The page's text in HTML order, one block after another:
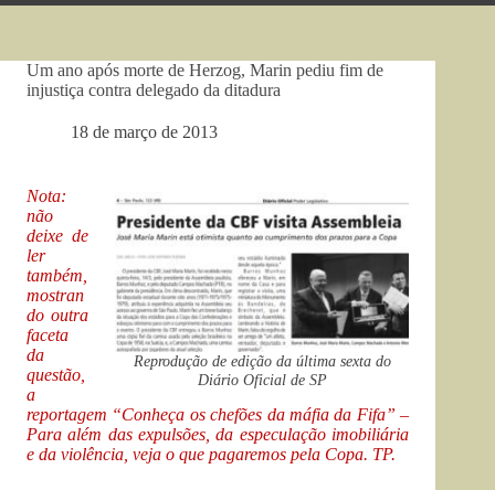
Um ano após morte de Herzog, Marin pediu fim de
injustiça contra delegado da ditadura
18 de março de 2013
Reprodução de edição da última sexta do
Diário Oficial de SP
Nota:
não
deixe de
ler
também,
mostran
do outra
faceta
da
questão,
a
reportagem “Conheça os chefões da máfia da Fifa” –
Para além das expulsões, da especulação imobiliária
e da violência, veja o que pagaremos pela Copa. TP.